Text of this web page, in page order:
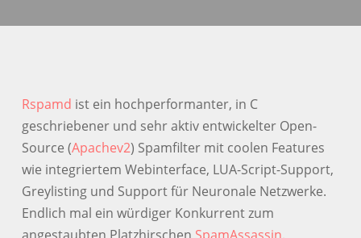
Rspamd ist ein hochperformanter, in C
geschriebener und sehr aktiv entwickelter Open-
Source (Apachev2) Spamfilter mit coolen Features
wie integriertem Webinterface, LUA-Script-Support,
Greylisting und Support für Neuronale Netzwerke.
Endlich mal ein würdiger Konkurrent zum